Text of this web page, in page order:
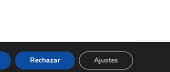
Política de Privacidad Aviso Legal
Rechazar Ajustes